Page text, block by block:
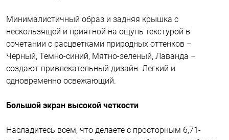
Минималистичный образ и задняя крышка с
нескользящей и приятной на ощупь текстурой в
сочетании с расцветками природных оттенков –
Черный, Темно-синий, Мятно-зеленый, Лаванда –
создают привлекательный дизайн. Легкий и
одновременно освежающий.
Большой экран высокой четкости
Насладитесь всем, что делаете с просторным 6,71-